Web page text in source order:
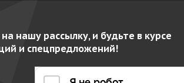
нашу рассылку, и будьте в курсе
и спецпредложений!